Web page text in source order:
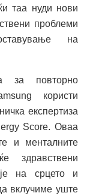
таа нуди нови
проблеми
на
за повторно
користи
експертиза
Score. Оваа
и менталните
здравствени
на срцето и
вклучиме уште